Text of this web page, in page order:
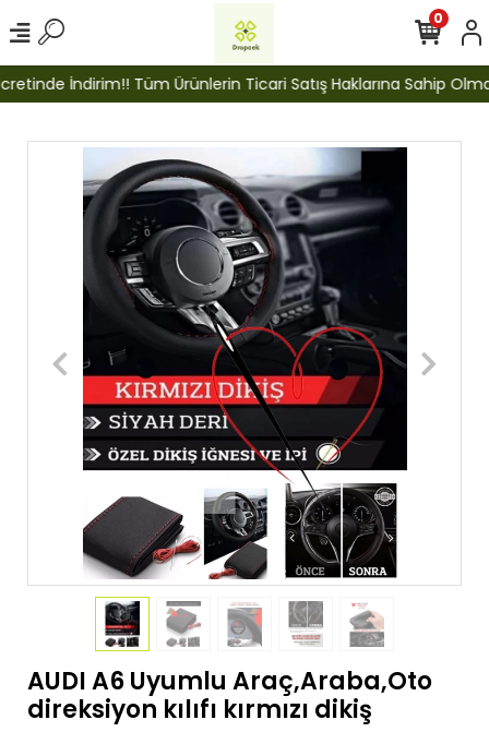
İndirim!! Tüm Ürünlerin Ticari Satış Haklarına Sahip
0
AUDI A6 Uyumlu Araç,Araba,Oto
direksiyon kılıfı kırmızı dikiş